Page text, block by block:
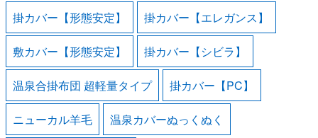
掛カバー【形態安定】 掛カバー【エレガンス】
敷カバー【形態安定】 掛カバー【シビラ】
温泉合掛布団 超軽量タイプ 掛カバー【PC】
ニューカル羊毛 温泉カバーぬっくぬく